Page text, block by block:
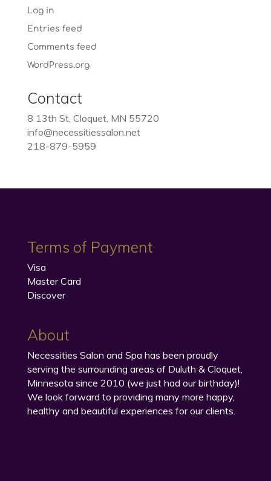
Log in
Entries feed
Comments feed
WordPress.org
Contact
8 13th St, Cloquet, MN 55720
info@necessitiessalon.net
218-879-5959
Terms of Payment
Visa
Master Card
Discover
About
Necessities Salon and Spa has been proudly
serving the surrounding areas of Duluth & Cloquet,
Minnesota since 2010 (we just had our birthday)!
We look forward to providing many more happy,
healthy and beautiful experiences for our clients.